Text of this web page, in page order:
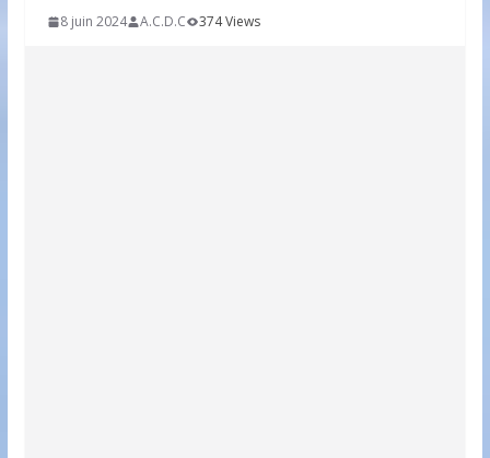
8 juin 2024 A.C.D.C 374 Views